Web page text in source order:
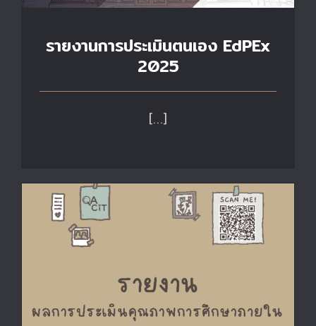
รายงานการประเมินตนเอง EdPEx
2025
[…]